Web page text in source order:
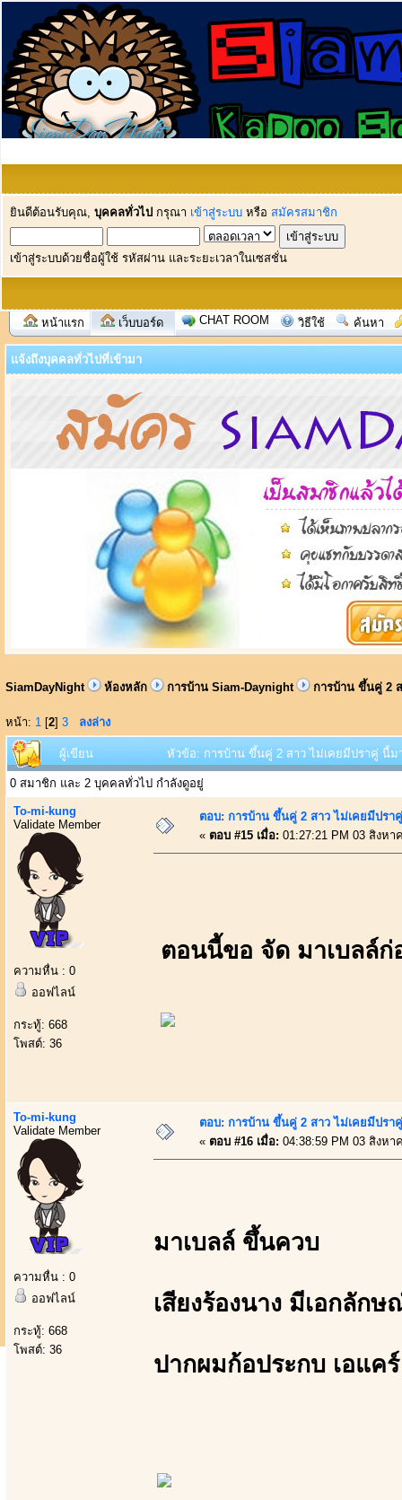
ยินดีต้อนรับคุณ, บุคคลทั่วไป กรุณา เข้าสู่ระบบ หรือ สมัครสมาชิก
เข้าสู่ระบบด้วยชื่อผู้ใช้ รหัสผ่าน และระยะเวลาในเซสชั่น
หน้าแรก เว็บบอร์ด CHAT ROOM วิธีใช้ ค้นหา
แจ้งถึงบุคคลทั่วไปที่เข้ามา
SiamDayNight ห้องหลัก การบ้าน Siam-Daynight การบ้าน ขึ้นคู่ 2
หน้า: 1 [2] 3 ลงล่าง
ผู้เขียน หัวข้อ: การบ้าน ขึ้นคู่ 2 สาว ไม่เคยมีปราคู่ นี้
0 สมาชิก และ 2 บุคคลทั่วไป กำลังดูอยู่
To-mi-kung
Validate Member
ความหื่น : 0
ออฟไลน์
กระทู้: 668
โพสต์: 36
ตอบ: การบ้าน ขึ้นคู่ 2 สาว ไม่เคยมีปร
« ตอบ #15 เมื่อ: 01:27:21 PM 03 สิงหา
ตอนนี้ขอ จัด มาเบลล์ก่
To-mi-kung
Validate Member
ความหื่น : 0
ออฟไลน์
กระทู้: 668
โพสต์: 36
ตอบ: การบ้าน ขึ้นคู่ 2 สาว ไม่เคยมีปร
« ตอบ #16 เมื่อ: 04:38:59 PM 03 สิงหา
มาเบลล์ ขึ้นควบ
เสียงร้องนาง มีเอกลัก
ปากผมก้อประกบ เอแค